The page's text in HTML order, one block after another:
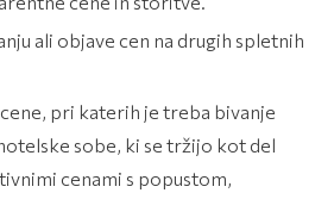
ali objave cen na drugih spletnih
cene, pri katerih je treba bivanje
sobe, ki se tržijo kot del
cenami s popustom,